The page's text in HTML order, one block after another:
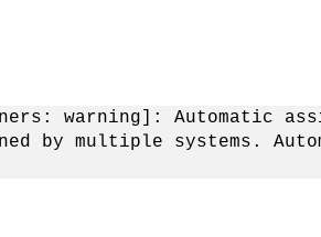
warning]: Automatic
by multiple systems.